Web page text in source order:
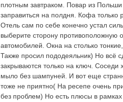
плотным завтраком. Повар из Польши
заправиться на полдня. Кофа
Отель сам по себе конечно устал
выберите сторону противоположную
автомобилей. Окна на столько
Также просил пододеяльник) Но всё
закрываются только на ключ. Соседи
мыло без шампуней. И вот еще
тоже не приятно( На ресепе очень
без проблем) Но есть плюсы в рамках